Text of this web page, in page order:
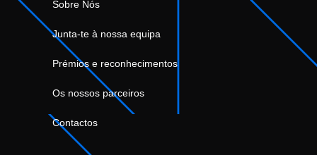
Sobre Nós
Junta-te à nossa equipa
Prémios e reconhecimentos
Os nossos parceiros
Contactos